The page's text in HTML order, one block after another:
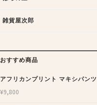
雑貨屋次郎
おすすめ商品
アフリカンプリント マキシパンツ
¥9,800